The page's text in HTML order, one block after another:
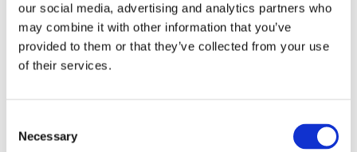
our social media, advertising and analytics partners who
may combine it with other information that you’ve
provided to them or that they’ve collected from your use
of their services.
Selection
Necessary